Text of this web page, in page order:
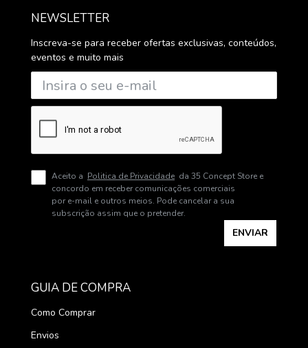
NEWSLETTER
Inscreva-se para receber ofertas exclusivas, conteúdos,
eventos e muito mais
Aceito a Politica de Privacidade da 35 Concept Store e
concordo em receber comunicações comerciais
por e-mail e outros meios. Pode cancelar a sua
subscrição assim que o pretender.
ENVIAR
GUIA DE COMPRA
Como Comprar
Envios